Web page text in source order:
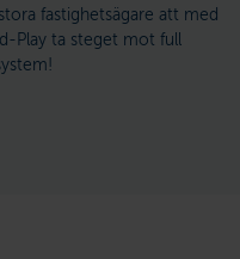
fastighetsägare att med
Play ta steget mot full